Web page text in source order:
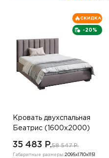
-20%
СКИДКА
Кровать двухспальная
Беатрис (1600х2000)
коричневый
35 483 P.58 547 P.
Габаритные размеры:2095х1710х1151